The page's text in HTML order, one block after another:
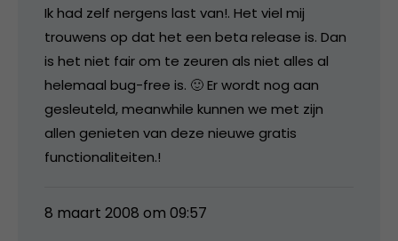
Ik had zelf nergens last van!. Het viel mij
trouwens op dat het een beta release is. Dan
is het niet fair om te zeuren als niet alles al
helemaal bug-free is. 🙂 Er wordt nog aan
gesleuteld, meanwhile kunnen we met zijn
allen genieten van deze nieuwe gratis
functionaliteiten.!
8 maart 2008 om 09:57